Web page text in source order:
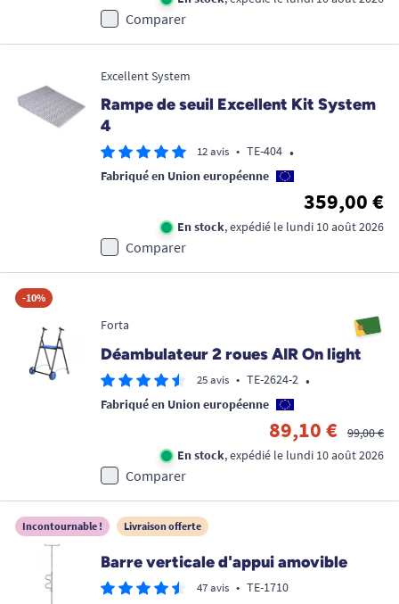
Comparer
Excellent System
Rampe de seuil Excellent Kit System
4
12 avis • TE-404 •
Fabriqué en Union européenne
359,00 €
En stock, expédié le lundi 10 août 2026
Comparer
-10%
Forta
Déambulateur 2 roues AIR On light
25 avis • TE-2624-2 •
Fabriqué en Union européenne
89,10 €
99,00 €
En stock, expédié le lundi 10 août 2026
Comparer
Incontournable ! Livraison offerte
Barre verticale d'appui amovible
47 avis • TE-1710